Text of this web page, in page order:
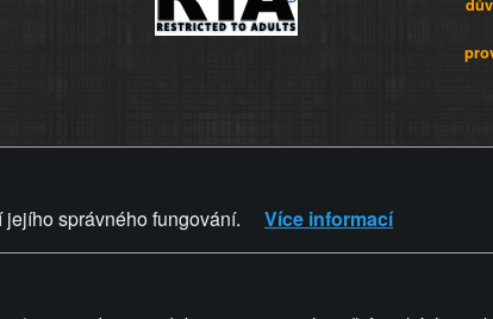
ZVRÁCENÝ.CZ PRAVIDLA A
správného fungování.
Více informací